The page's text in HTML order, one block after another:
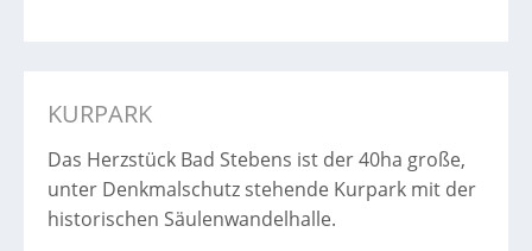
KURPARK
Das Herzstück Bad Stebens ist der 40ha große,
unter Denkmalschutz stehende Kurpark mit der
historischen Säulenwandelhalle.